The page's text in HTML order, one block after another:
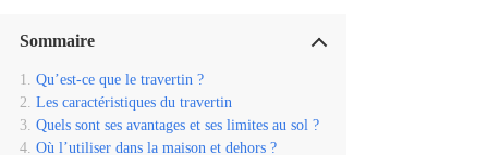
Sommaire
Qu’est-ce que le travertin ?
Les caractéristiques du travertin
Quels sont ses avantages et ses limites au sol ?
Où l’utiliser dans la maison et dehors ?